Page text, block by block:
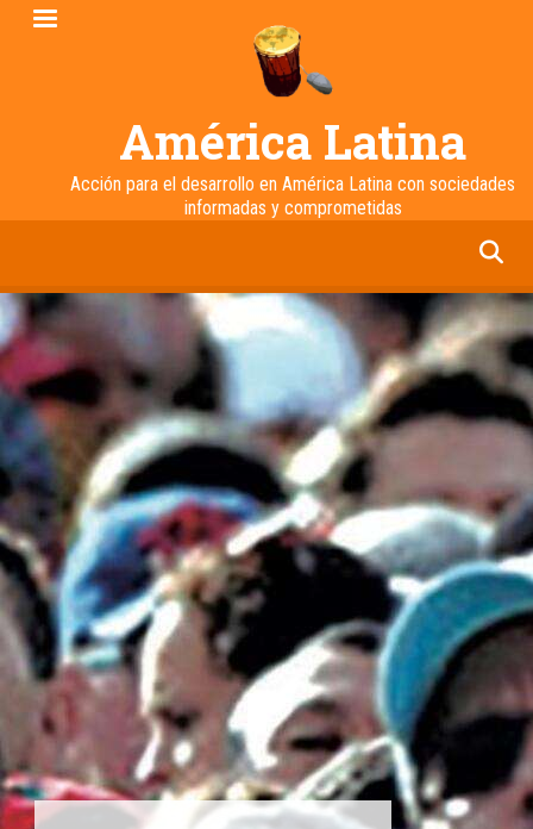
Pasar
América Latina
Acción para el desarrollo en América Latina con sociedades
informadas y comprometidas